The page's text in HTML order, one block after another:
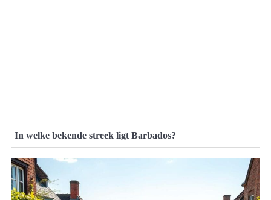
In welke bekende streek ligt Barbados?